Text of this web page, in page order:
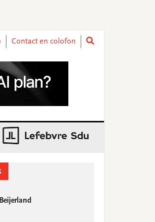
Contact en colofon